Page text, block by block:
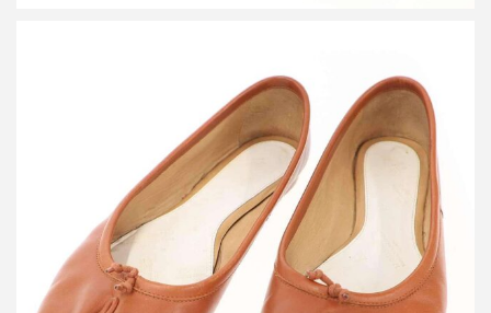
メゾン マルタン マルジェラ 22 Tabi ballet タビ フラット バレエ
パンプス
買取金額24,000円
詳しく見る